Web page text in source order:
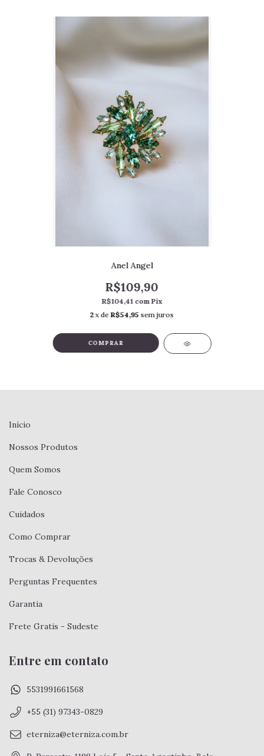
Anel Angel
R$109,90
R$104,41 com Pix
2 x deR$54,95 sem juros
COMPRAR
Início
Nossos Produtos
Quem Somos
Fale Conosco
Cuidados
Como Comprar
Trocas & Devoluções
Perguntas Frequentes
Garantia
Frete Gratis - Sudeste
Entre em contato
5531991661568
+55 (31) 97343-0829
eterniza@eterniza.com.br